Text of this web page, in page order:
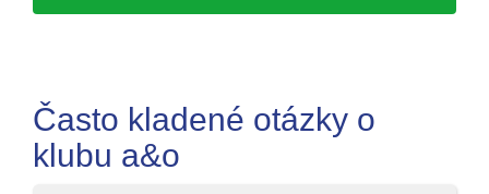
Často kladené otázky o
klubu a&o